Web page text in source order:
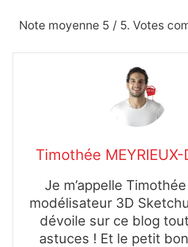
Note moyenne 5 / 5. Votes
Timothée MEYRIEUX-
Je m’appelle
modélisateur 3D
dévoile sur ce blog
astuces ! Et le petit